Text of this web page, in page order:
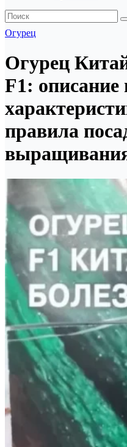
Огурец
Огурец
F1: описание
правила